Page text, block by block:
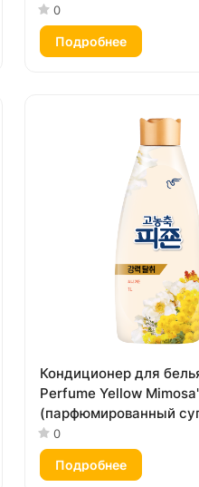
концентрат с ароматом
дождя») 1,6 л, мягкая
крышкой
0
Подробнее
Кондиционер для
Perfume Yellow
(парфюмированный
концентрат с
мимоза») 1 л
0
Подробнее